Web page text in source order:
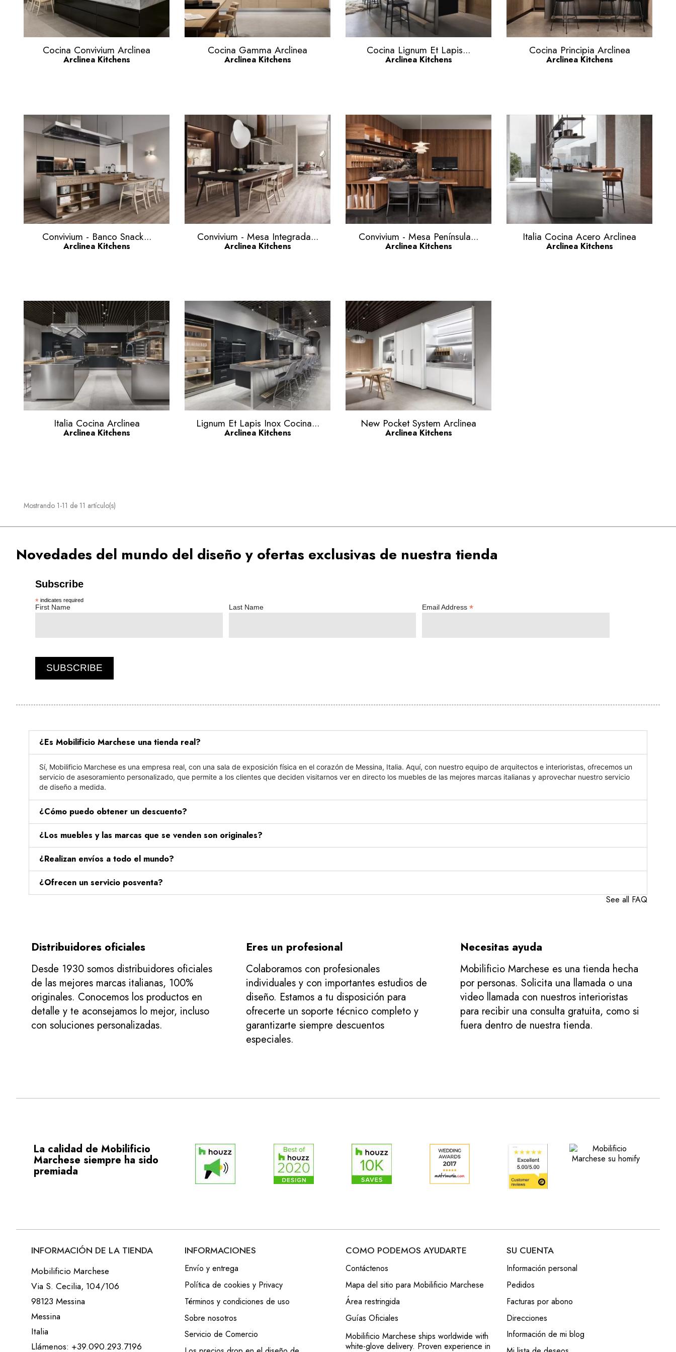
Vista rápida
Cocina Convivium Arclinea
Arclinea Kitchens
Vista rápida
Cocina Gamma Arclinea
Arclinea Kitchens
 Vista rápida
Cocina Lignum Et Lapis...
Arclinea Kitchens
Vista rápida
Cocina Principia Arclinea
Arclinea Kitchens
Vista rápida
Convivium - Banco Snack...
Arclinea Kitchens
Vista rápida
Convivium - Mesa Integrada...
Arclinea Kitchens
Vista rápida
Convivium - Mesa Península...
Arclinea Kitchens
Vista rápida
Italia Cocina Acero Arclinea
Arclinea Kitchens
Vista rápida
Italia Cocina Arclinea
Arclinea Kitchens
 Vista rápida
Lignum Et Lapis Inox Cocina...
Arclinea Kitchens
Vista rápida
New Pocket System Arclinea
Arclinea Kitchens
Mostrando 1-11 de 11 artículo(s)
Novedades del mundo del diseño y ofertas exclusivas de nuestra tienda
Subscribe
* indicates required
First Name Last Name Email Address*
¿Es Mobilificio Marchese una tienda real?
Sí, Mobilificio Marchese es una empresa real, con una sala de exposición física en el corazón de Messina, Italia. Aquí, con nuestro equipo de arquitectos e interioristas, ofrecemos un
servicio de asesoramiento personalizado, que permite a los clientes que deciden visitarnos ver en directo los muebles de las mejores marcas italianas y aprovechar nuestro servicio
de diseño a medida.
¿Cómo puedo obtener un descuento?
¿Los muebles y las marcas que se venden son originales?
¿Realizan envíos a todo el mundo?
¿Ofrecen un servicio posventa?
See all FAQ
Distribuidores oficiales
Desde 1930 somos distribuidores oficiales
de las mejores marcas italianas, 100%
originales. Conocemos los productos en
detalle y te aconsejamos lo mejor, incluso
con soluciones personalizadas.
Eres un profesional
Colaboramos con profesionales
individuales y con importantes estudios de
diseño. Estamos a tu disposición para
ofrecerte un soporte técnico completo y
garantizarte siempre descuentos
especiales.
Necesitas ayuda
Mobilificio Marchese es una tienda hecha
por personas. Solicita una llamada o una
video llamada con nuestros interioristas
para recibir una consulta gratuita, como si
fuera dentro de nuestra tienda.
La calidad de Mobilificio
Marchese siempre ha sido
premiada
INFORMACIÓN DE LA TIENDA
Mobilificio Marchese
Via S. Cecilia, 104/106
98123 Messina
Messina
Italia
Llámenos: +39.090.293.7196
INFORMACIONES
Envío y entrega
Política de cookies y Privacy
Términos y condiciones de uso
Sobre nosotros
Servicio de Comercio
COMO PODEMOS AYUDARTE
Contáctenos
Mapa del sitio para Mobilificio Marchese
Área restringida
Guías Oficiales
Mobilificio Marchese ships worldwide with
white-glove delivery. Proven experience in
SU CUENTA
Información personal
Pedidos
Facturas por abono
Direcciones
Información de mi blog